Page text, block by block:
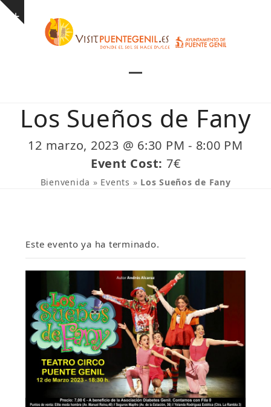
Skip
Show
mobile
menu
mobile
menu
Los Sueños de Fany
12 marzo, 2023 @ 6:30 PM - 8:00 PM
Event Cost: 7€
Bienvenida » Events » Los Sueños de Fany
Este evento ya ha terminado.